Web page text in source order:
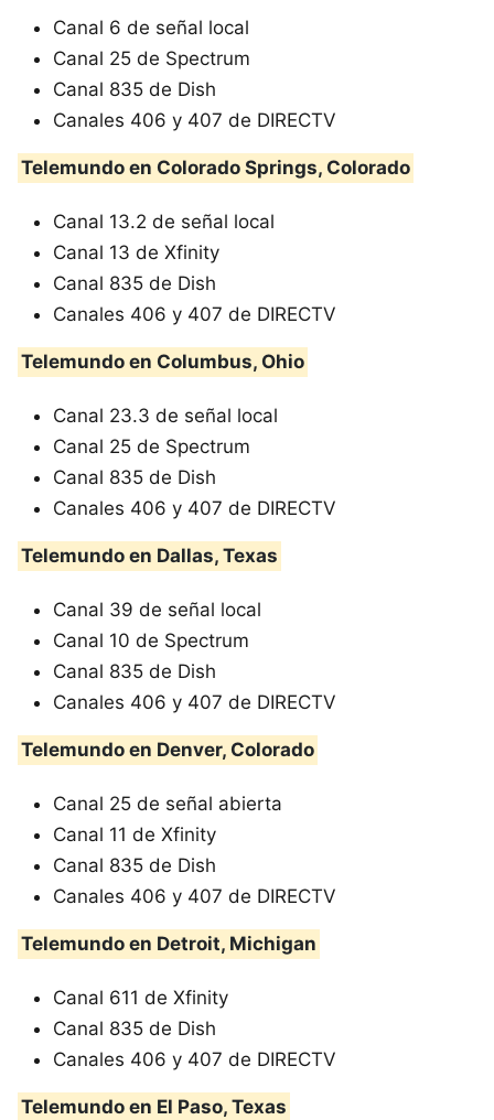
Canal 6 de señal local
Canal 25 de Spectrum
Canal 835 de Dish
Canales 406 y 407 de DIRECTV
Telemundo en Colorado Springs, Colorado
Canal 13.2 de señal local
Canal 13 de Xfinity
Canal 835 de Dish
Canales 406 y 407 de DIRECTV
Telemundo en Columbus, Ohio
Canal 23.3 de señal local
Canal 25 de Spectrum
Canal 835 de Dish
Canales 406 y 407 de DIRECTV
Telemundo en Dallas, Texas
Canal 39 de señal local
Canal 10 de Spectrum
Canal 835 de Dish
Canales 406 y 407 de DIRECTV
Telemundo en Denver, Colorado
Canal 25 de señal abierta
Canal 11 de Xfinity
Canal 835 de Dish
Canales 406 y 407 de DIRECTV
Telemundo en Detroit, Michigan
Canal 611 de Xfinity
Canal 835 de Dish
Canales 406 y 407 de DIRECTV
Telemundo en El Paso, Texas